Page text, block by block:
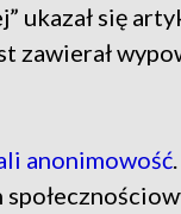
ukazał się
zawierał
anonimowość